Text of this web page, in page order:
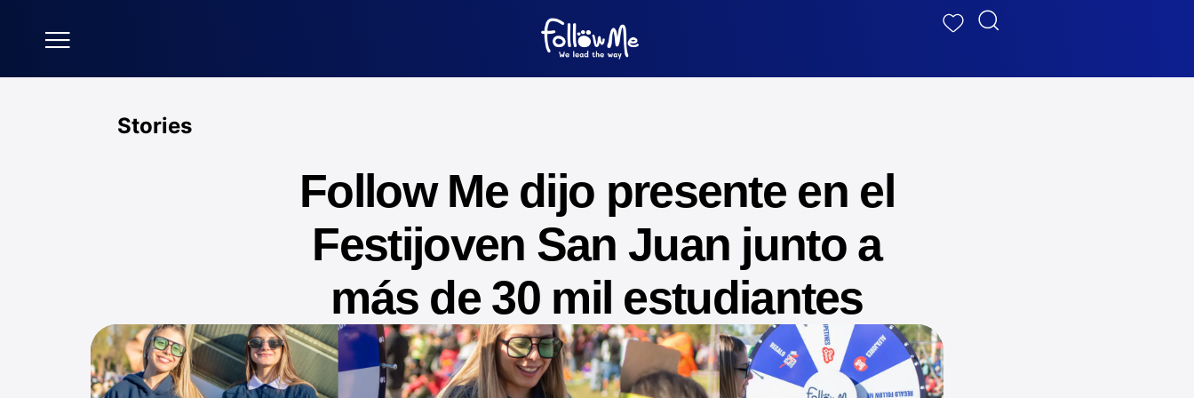
Stories
Follow Me dijo presente en el
Festijoven San Juan junto a
más de 30 mil estudiantes